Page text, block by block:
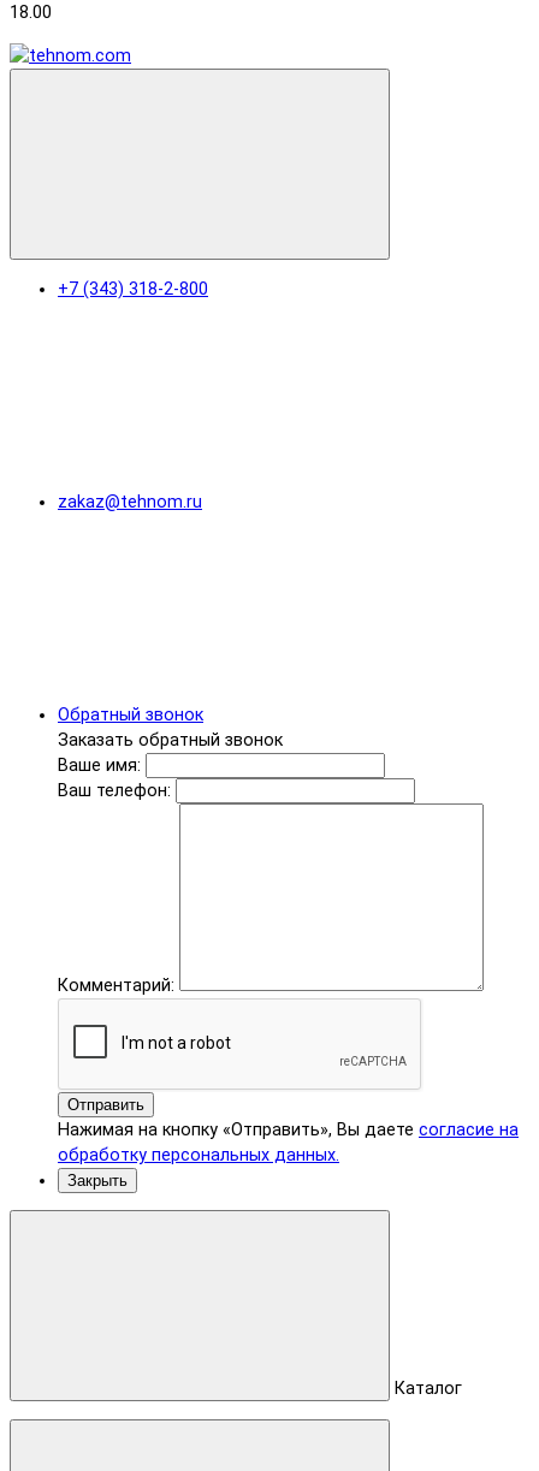
18.00
+7 (343) 318-2-800
zakaz@tehnom.ru
Обратный звонок
Заказать обратный звонок
Ваше имя:
Ваш телефон:
Комментарий:
Отправить
Нажимая на кнопку «Отправить», Вы даете согласие на
обработку персональных данных.
Закрыть
Каталог